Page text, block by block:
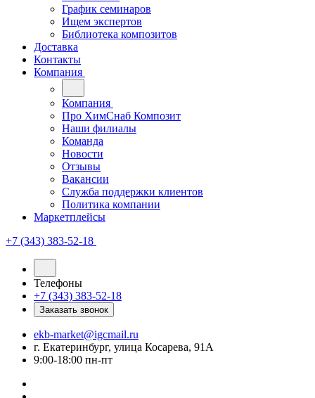
График семинаров
Ищем экспертов
Библиотека композитов
Доставка
Контакты
Компания
Компания
Про ХимСнаб Композит
Наши филиалы
Команда
Новости
Отзывы
Вакансии
Служба поддержки клиентов
Политика компании
Маркетплейсы
+7 (343) 383-52-18
Телефоны
+7 (343) 383-52-18
Заказать звонок
ekb-market@igcmail.ru
г. Екатеринбург, улица Косарева, 91А
9:00-18:00 пн-пт